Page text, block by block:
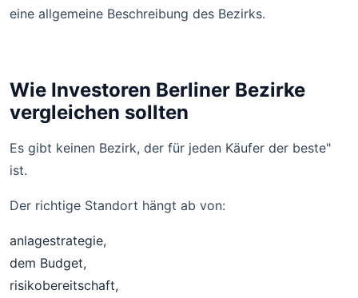
eine allgemeine Beschreibung des Bezirks.
Wie Investoren Berliner Bezirke
vergleichen sollten
Es gibt keinen Bezirk, der für jeden Käufer der beste"
ist.
Der richtige Standort hängt ab von:
anlagestrategie,
dem Budget,
risikobereitschaft,